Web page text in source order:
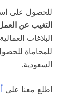
للحصول على
التغيب عن
البلاغات
للمحاماة
السعودية.
اطلع معنا على